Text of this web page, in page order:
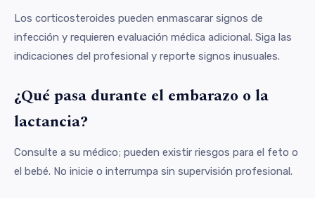
Los corticosteroides pueden enmascarar signos de
infección y requieren evaluación médica adicional. Siga las
indicaciones del profesional y reporte signos inusuales.
¿Qué pasa durante el embarazo o la
lactancia?
Consulte a su médico; pueden existir riesgos para el feto o
el bebé. No inicie o interrumpa sin supervisión profesional.